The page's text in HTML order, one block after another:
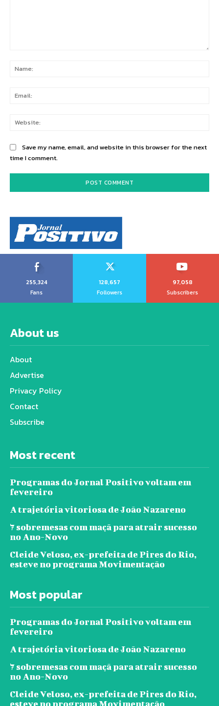
Save my name, email, and website in this browser for the next
time I comment.
255,324
Fans
128,657
Followers
97,058
Subscribers
About us
About
Advertise
Privacy Policy
Contact
Subscribe
Most recent
Programas do Jornal Positivo voltam em
fevereiro
A trajetória vitoriosa de João Nazareno
7 sobremesas com maçã para atrair sucesso
no Ano-Novo
Cleide Veloso, ex-prefeita de Pires do Rio,
esteve no programa Movimentação
Most popular
Programas do Jornal Positivo voltam em
fevereiro
A trajetória vitoriosa de João Nazareno
7 sobremesas com maçã para atrair sucesso
no Ano-Novo
Cleide Veloso, ex-prefeita de Pires do Rio,
esteve no programa Movimentação